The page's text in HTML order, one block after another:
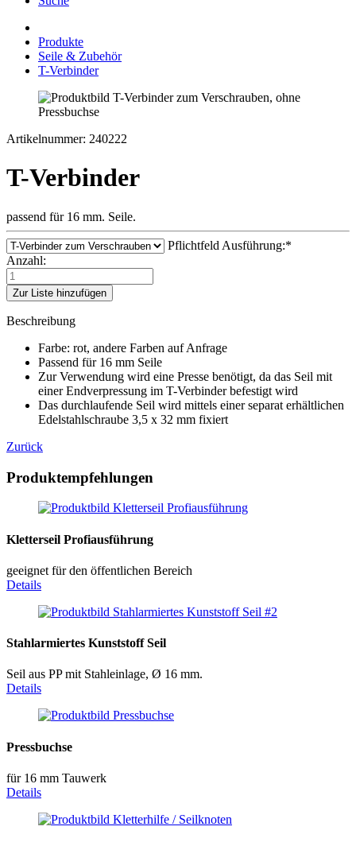
Produkte
Seile & Zubehör
T-Verbinder
Artikelnummer: 240222
T-Verbinder
passend für 16 mm. Seile.
Pflichtfeld Ausführung:*
Anzahl:
Zur Liste hinzufügen
Beschreibung
Farbe: rot, andere Farben auf Anfrage
Passend für 16 mm Seile
Zur Verwendung wird eine Presse benötigt, da das Seil mit
einer Endverpressung im T-Verbinder befestigt wird
Das durchlaufende Seil wird mittels einer separat erhältlichen
Edelstahlschraube 3,5 x 32 mm fixiert
Zurück
Produktempfehlungen
Kletterseil Profiausführung
geeignet für den öffentlichen Bereich
Details
Stahlarmiertes Kunststoff Seil
Seil aus PP mit Stahleinlage, Ø 16 mm.
Details
Pressbuchse
für 16 mm Tauwerk
Details